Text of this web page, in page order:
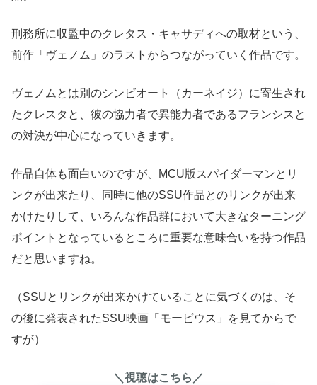
刑務所に収監中のクレタス・キャサディへの取材という、
前作「ヴェノム」のラストからつながっていく作品です。
ヴェノムとは別のシンビオート（カーネイジ）に寄生され
たクレスタと、彼の協力者で異能力者であるフランシスと
の対決が中心になっていきます。
作品自体も面白いのですが、MCU版スパイダーマンとリ
ンクが出来たり、同時に他のSSU作品とのリンクが出来
かけたりして、いろんな作品群において大きなターニング
ポイントとなっているところに重要な意味合いを持つ作品
だと思いますね。
（SSUとリンクが出来かけていることに気づくのは、そ
の後に発表されたSSU映画「モービウス」を見てからで
すが）
＼視聴はこちら／